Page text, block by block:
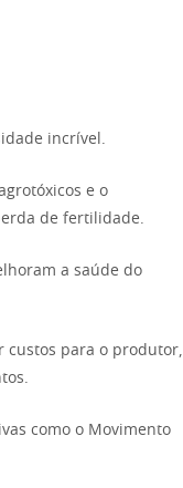
incrível.
e o
de fertilidade.
a saúde do
custos para o produtor,
como o Movimento